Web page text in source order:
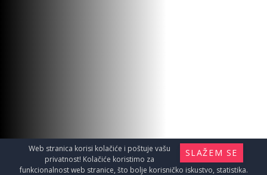
SLAŽEM SE
Web stranica korisi kolačiće i poštuje vašu
privatnost! Kolačiće koristimo za
funkcionalnost web stranice, što bolje korisničko iskustvo, statistika.